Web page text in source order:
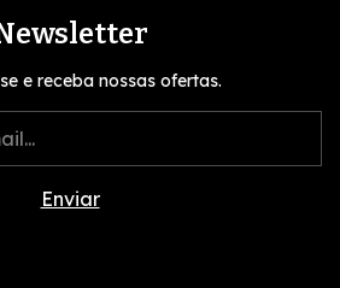
e receba nossas ofertas.